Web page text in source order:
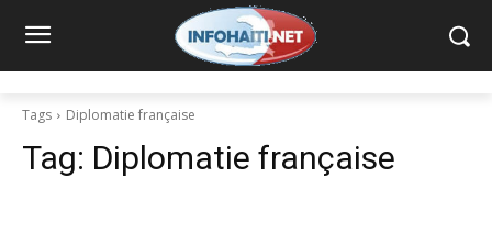
Tags Diplomatie française
Tag: Diplomatie française